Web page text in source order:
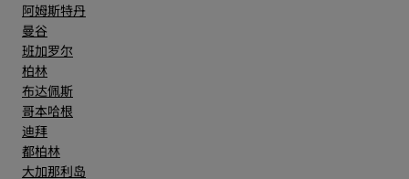
阿姆斯特丹
曼谷
班加罗尔
柏林
布达佩斯
哥本哈根
迪拜
都柏林
大加那利岛